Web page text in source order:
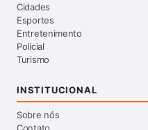
Cidades
Esportes
Entretenimento
Policial
Turismo
INSTITUCIONAL
Sobre nós